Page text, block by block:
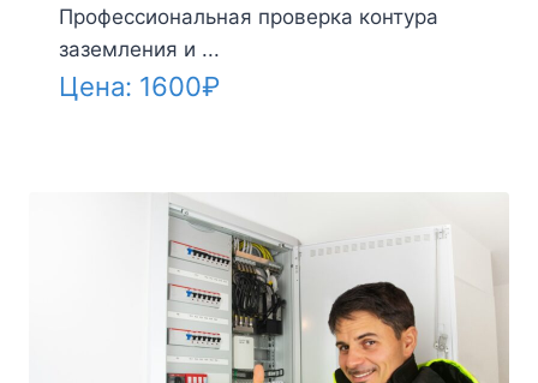
Профессиональная проверка контура
заземления и ...
Цена: 1600₽